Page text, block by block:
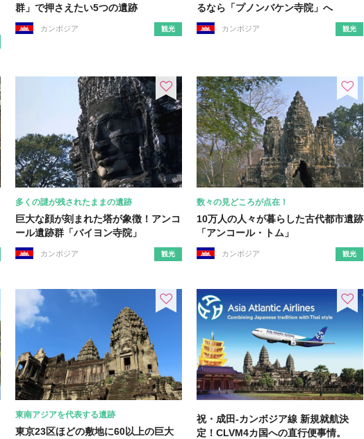
群」で押さえたい5つの遺跡
カンボジア 観光
るなら「プノンバケン寺院」へ
カンボジア 観光
多くの謎が残されたままの遺跡
巨大な顔が刻まれた塔が象徴！アンコ
ール遺跡群「バイヨン寺院」
カンボジア 観光
数々の見どころが点在！
10万人の人々が暮らした古代都市遺跡
「アンコール・トム」
カンボジア 観光
東南アジアを代表する遺跡
東京23区ほどの敷地に60以上の巨大
祝・成田-カンボジア線 新規就航決
定！CLVM4カ国への直行便事情。